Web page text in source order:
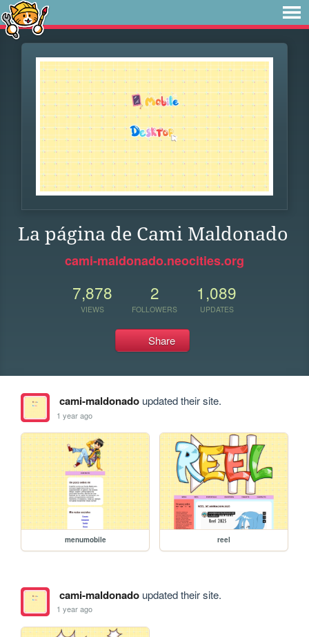
La página de Cami Maldonado
cami-maldonado.neocities.org
7,878
VIEWS
2
FOLLOWERS
1,089
UPDATES
Share
cami-maldonadoupdated their site.
1 year ago
menumobile reel
cami-maldonadoupdated their site.
1 year ago